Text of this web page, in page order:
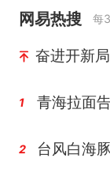
网易热搜 每
奋进开新
1 青海拉面
2 台风白海